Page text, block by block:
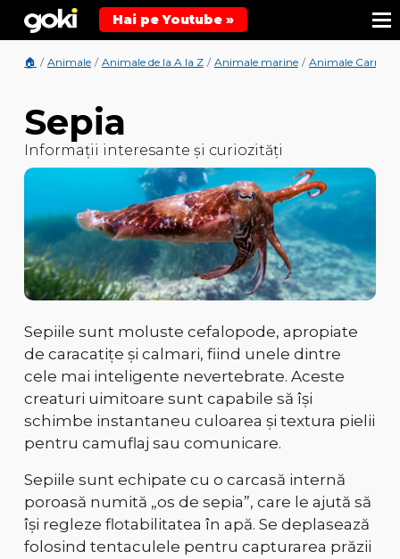
Hai pe Youtube »
🏠 / Animale / Animale de la A la Z / Animale marine / Animale
Sepia
Informații interesante și curiozități
Sepiile sunt moluste cefalopode, apropiate
de caracatițe și calmari, fiind unele dintre
cele mai inteligente nevertebrate. Aceste
creaturi uimitoare sunt capabile să își
schimbe instantaneu culoarea și textura pielii
pentru camuflaj sau comunicare.
Sepiile sunt echipate cu o carcasă internă
poroasă numită „os de sepia”, care le ajută să
își regleze flotabilitatea în apă. Se deplasează
folosind tentaculele pentru capturarea prăzii